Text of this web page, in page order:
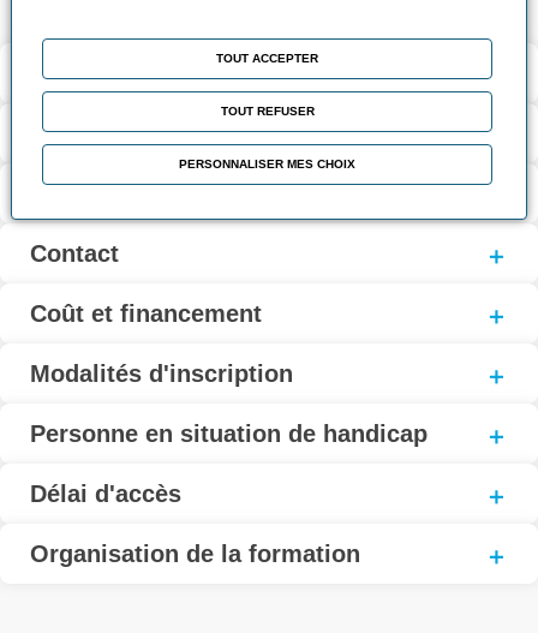
Validation et certification
Contenu de la formation
Modalités d’évaluation
Contact
Coût et financement
Modalités d'inscription
Personne en situation de handicap
Délai d'accès
Organisation de la formation
TOUT ACCEPTER
TOUT REFUSER
PERSONNALISER MES CHOIX